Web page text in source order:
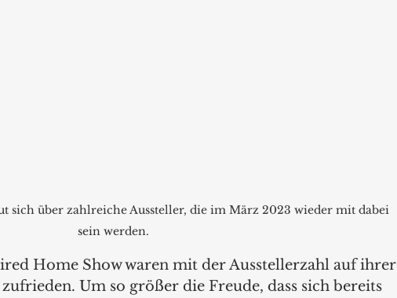
sich über zahlreiche Aussteller, die im März 2023 wieder mit dabei
sein werden.
Home Show waren mit der Ausstellerzahl auf ihrer
Um so größer die Freude, dass sich bereits